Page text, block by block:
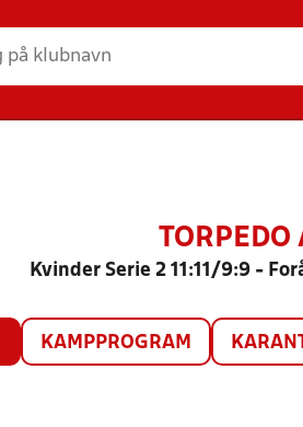
TORPEDO
Kvinder Serie 2 11:11/9:9 -
KAMPPROGRAM